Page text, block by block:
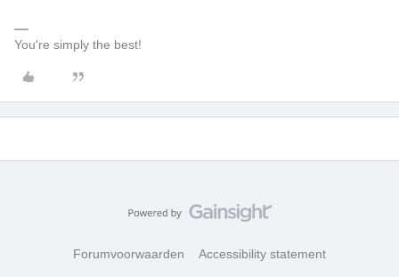
You're simply the best!
Forumvoorwaarden Accessibility statement